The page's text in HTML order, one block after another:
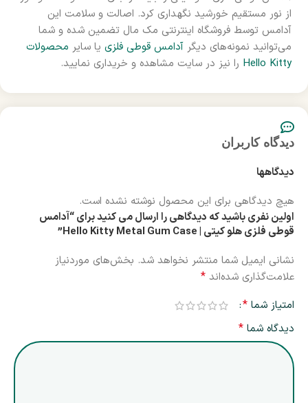
از نور مستقیم خورشید نگهداری کرد. اصالت و سلامت این
آدامس توسط فروشگاه اینترنتی مک مال تضمین شده و شما
می‌توانید نمونه‌های دیگر آدامس قوطی فلزی یا سایر محصولات
Hello Kitty را نیز در سایت مشاهده و خریداری نمایید.
دیدگاه کاربران
دیدگاهها
هیچ دیدگاهی برای این محصول نوشته نشده است.
اولین نفری باشید که دیدگاهی را ارسال می کنید برای “آدامس
قوطی فلزی هلو کیتی | Hello Kitty Metal Gum Case”
نشانی ایمیل شما منتشر نخواهد شد. بخش‌های موردنیاز
علامت‌گذاری شده‌اند *
امتیاز شما *
دیدگاه شما *